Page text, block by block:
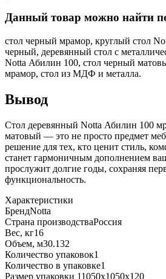
Данный товар можно найти
стол черный мрамор, круглый стол
черный, деревянный стол с
Notta Абилин 100, стол черный
мрамор, стол из МДФ и металла.
Вывод
Стол деревянный Notta Абилин 100
матовый — это не просто предмет
решение для тех, кто ценит стиль,
станет гармоничным дополнением
прослужит долгие годы, сохраняя
функциональность.
Характеристики
БрендNotta
Страна производстваРоссия
Вес, кг16
Объем, м30.132
Количество упаковок1
Количество в упаковке1
Размер упаковки 11050х1050х120